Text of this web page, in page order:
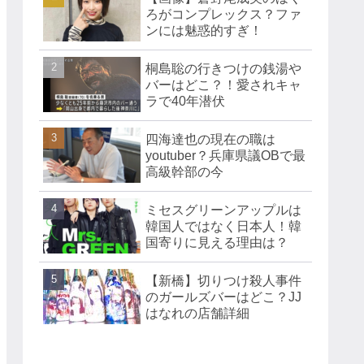
ろがコンプレックス？ファ
ンには魅惑的すぎ！
桐島聡の行きつけの銭湯や
バーはどこ？！愛されキャ
ラで40年潜伏
四海達也の現在の職は
youtuber？兵庫県議OBで最
高級幹部の今
ミセスグリーンアップルは
韓国人ではなく日本人！韓
国寄りに見える理由は？
【新橋】切りつけ殺人事件
のガールズバーはどこ？JJ
はなれの店舗詳細